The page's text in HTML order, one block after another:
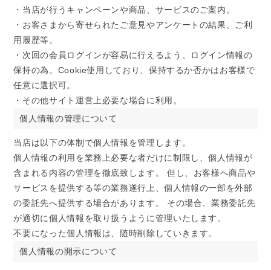
・当店が行うキャンペーンや商品、サービスのご案内。
・お客さまから寄せられたご意見やアンケートの結果、ご利
用履歴等。
・次回の会員ログインが容易に行えるよう、ログイン情報の
保持の為。Cookie使用しており、保持するか否かはお客様で
任意に選択可。
・その他サイト運営上必要な場合に利用。
個人情報の管理について
当店は以下の体制で個人情報を管理します。
個人情報の利用を業務上必要な者だけに制限し、個人情報が
含まれる内容の管理を徹底致します。 但し、お客様へ商品や
サービスを提供する等の業務遂行上、個人情報の一部を外部
の委託先へ提供する場合があります。 その場合、業務委託先
が適切に個人情報を取り扱うように管理いたします。
不要になった個人情報は、随時削除していきます。
個人情報の開示について